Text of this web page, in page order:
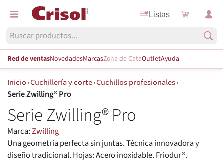
Listas
Red de ventasNovedadesMarcasZona de CataOutletAyuda
Inicio›Cuchillería y corte›Cuchillos profesionales›
Serie Zwilling® Pro
Serie Zwilling® Pro
Marca:Zwilling
Una geometría perfecta sin juntas. Técnica innovadora y
diseño tradicional. Hojas: Acero inoxidable. Friodur®.